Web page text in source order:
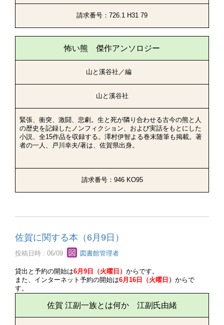
請求番号：726.1 H31 79
怖い熊 傑作アンソロジー
山と溪谷社／編
山と溪谷社
緊張、衝突、激闘、悲劇。生と死が隣り合わせる古今の熊と人
の歴史を記録したノンフィクション、および実話をもとにした
小説、全15作品を収録する。澤村伊智よる巻末随筆も掲載。著
者の一人、戸川幸夫/著は、佐賀県出身。
請求番号：946 KO95
佐賀に関する本（6月9日）
投稿日時 : 06/09 図書館管理者
貸出と予約の開始は6月9日（火曜日） からです。
また、インターネット予約の開始は6月16日（火曜日） からで
す。
佐賀 江副一族とは何か 江副氏由緒